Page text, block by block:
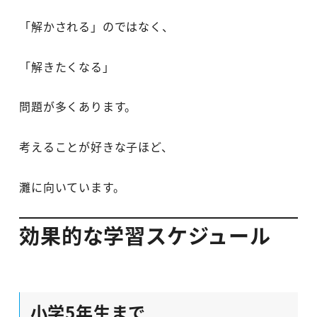
「解かされる」のではなく、
「解きたくなる」
問題が多くあります。
考えることが好きな子ほど、
灘に向いています。
効果的な学習スケジュール
小学5年生まで